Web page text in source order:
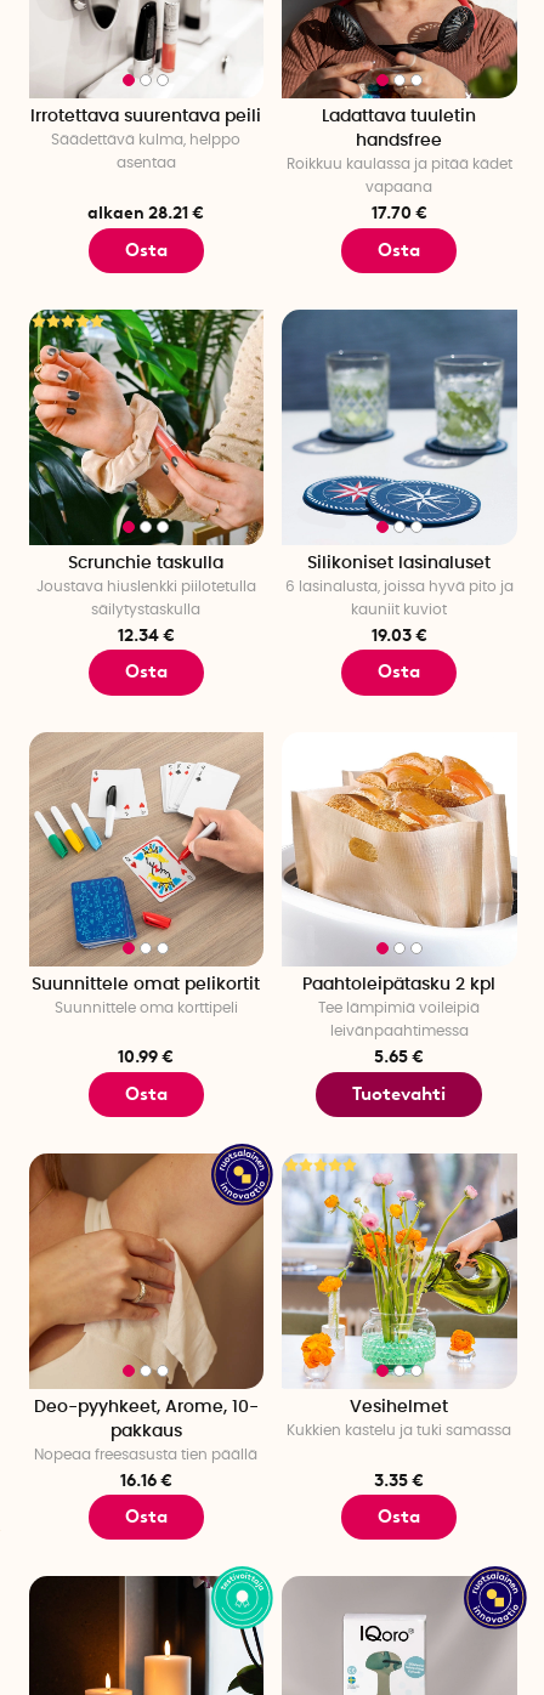
ovat ilmastokompensoituja!
Irrotettava suurentava peili
Säädettävä kulma, helppo
asentaa
alkaen 28.21 €
Osta
Ladattava tuuletin
handsfree
Roikkuu kaulassa ja pitää kädet
vapaana
17.70 €
Osta
Scrunchie taskulla
Joustava hiuslenkki piilotetulla
säilytystaskulla
12.34 €
Osta
Silikoniset lasinaluset
6 lasinalusta, joissa hyvä pito ja
kauniit kuviot
19.03 €
Osta
Suunnittele omat pelikortit
Suunnittele oma korttipeli
10.99 €
Osta
Paahtoleipätasku 2 kpl
Tee lämpimiä voileipiä
leivänpaahtimessa
5.65 €
Tuotevahti
Deo-pyyhkeet, Arome, 10-
pakkaus
Nopeaa freesasusta tien päällä
16.16 €
Osta
Vesihelmet
Kukkien kastelu ja tuki samassa
3.35 €
Osta